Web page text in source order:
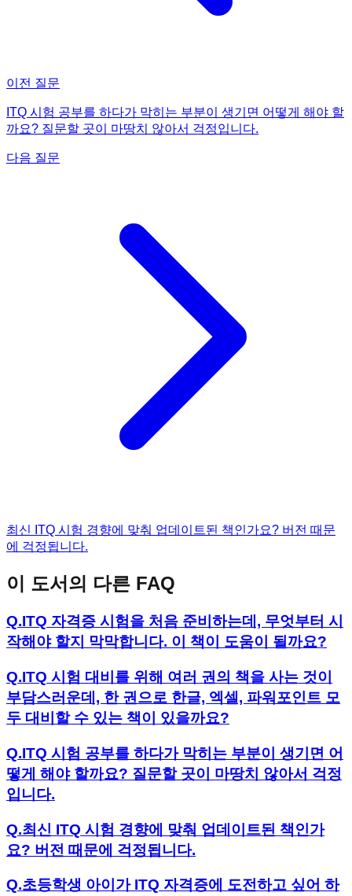
이전 질문
ITQ 시험 공부를 하다가 막히는 부분이 생기면 어떻게 해야 할
까요? 질문할 곳이 마땅치 않아서 걱정입니다.
다음 질문
최신 ITQ 시험 경향에 맞춰 업데이트된 책인가요? 버전 때문
에 걱정됩니다.
이 도서의 다른 FAQ
Q.ITQ 자격증 시험을 처음 준비하는데, 무엇부터 시
작해야 할지 막막합니다. 이 책이 도움이 될까요?
Q.ITQ 시험 대비를 위해 여러 권의 책을 사는 것이
부담스러운데, 한 권으로 한글, 엑셀, 파워포인트 모
두 대비할 수 있는 책이 있을까요?
Q.ITQ 시험 공부를 하다가 막히는 부분이 생기면 어
떻게 해야 할까요? 질문할 곳이 마땅치 않아서 걱정
입니다.
Q.최신 ITQ 시험 경향에 맞춰 업데이트된 책인가
요? 버전 때문에 걱정됩니다.
Q.초등학생 아이가 ITQ 자격증에 도전하고 싶어 하